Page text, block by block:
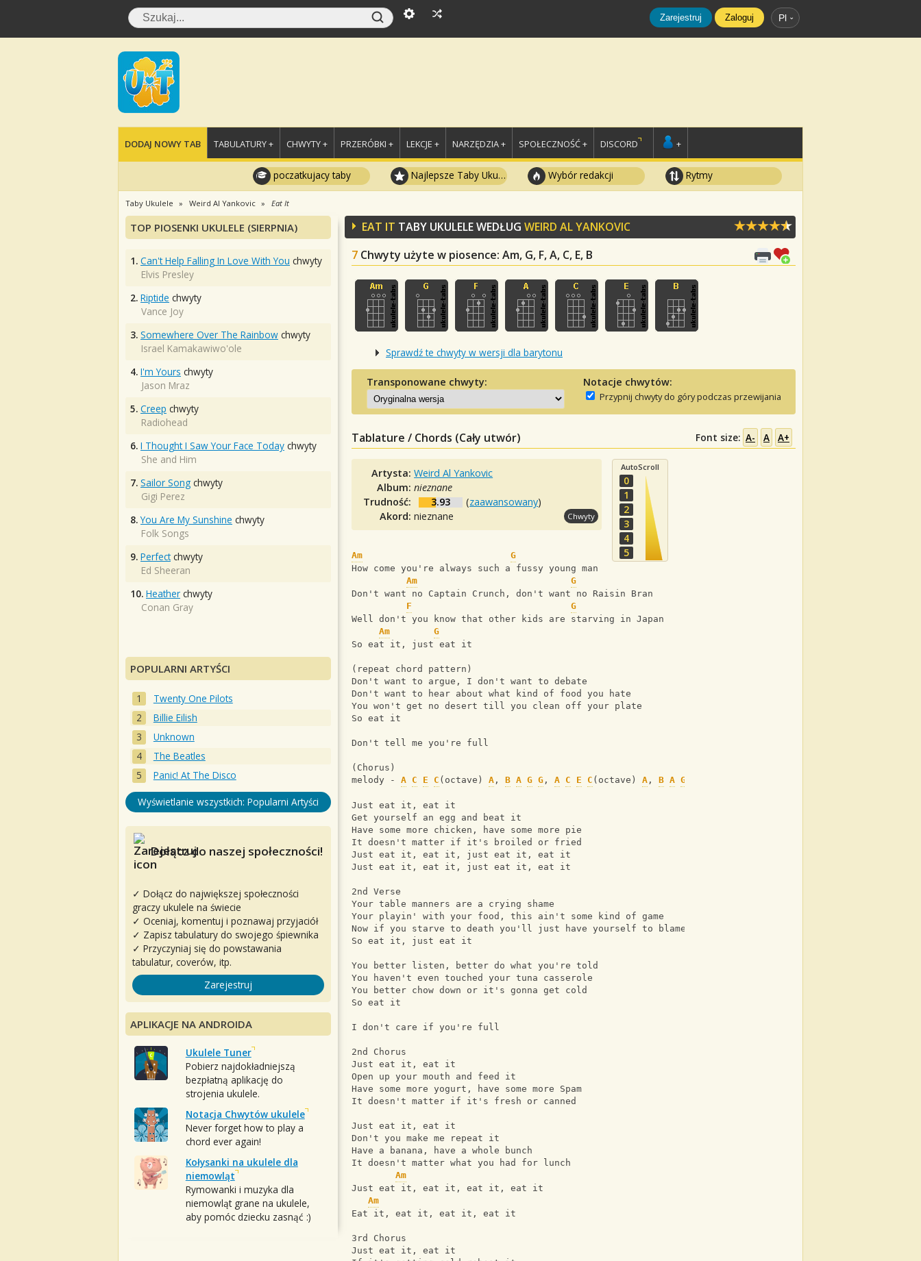
Zarejestruj Zaloguj Pl
DODAJ NOWY TAB TABULATURY + CHWYTY + PRZERÓBKI + LEKCJE + NARZĘDZIA + SPOŁECZNOŚĆ + DISCORD +
poczatkujacy taby Najlepsze Taby Ukulele Wybór redakcji Rytmy
Taby Ukulele Weird Al Yankovic Eat It
EAT IT TABY UKULELE WEDŁUG WEIRD AL YANKOVIC
7 Chwyty użyte w piosence: Am, G, F, A, C, E, B
Sprawdź te chwyty w wersji dla barytonu
Transponowane chwyty: Notacje chwytów:
Przypnij chwyty do góry podczas przewijania
Tablature / Chords (Cały utwór) Font size: A- A A+
Artysta:Weird Al Yankovic
Album:nieznane
Trudność:
3.93 (zaawansowany)
Akord:nieznane Chwyty
AutoScroll
0
1
2
3
4
5
Am
G
How come you're always such a fussy young man
Am
G
Don't want no Captain Crunch, don't want no Raisin Bran
F
G
Well don't you know that other kids are starving in Japan
Am
G
So eat it, just eat it
(repeat chord pattern)
Don't want to argue, I don't want to debate
Don't want to hear about what kind of food you hate
You won't get no desert till you clean off your plate
So eat it
Don't tell me you're full
(Chorus)
melody - A C E C (octave) A , B A G G , A C E C (octave) A , B A G
Just eat it, eat it
Get yourself an egg and beat it
Have some more chicken, have some more pie
It doesn't matter if it's broiled or fried
Just eat it, eat it, just eat it, eat it
Just eat it, eat it, just eat it, eat it
2nd Verse
Your table manners are a crying shame
Your playin' with your food, this ain't some kind of game
Now if you starve to death you'll just have yourself to blame
So eat it, just eat it
You better listen, better do what you're told
You haven't even touched your tuna casserole
You better chow down or it's gonna get cold
So eat it
I don't care if you're full
2nd Chorus
Just eat it, eat it
Open up your mouth and feed it
Have some more yogurt, have some more Spam
It doesn't matter if it's fresh or canned
Just eat it, eat it
Don't you make me repeat it
Have a banana, have a whole bunch
It doesn't matter what you had for lunch
Am
Just eat it, eat it, eat it, eat it
Am
Eat it, eat it, eat it, eat it
3rd Chorus
Just eat it, eat it
TOP PIOSENKI UKULELE (SIERPNIA)
1. Can't Help Falling In Love With You chwyty
Elvis Presley
2. Riptide chwyty
Vance Joy
3. Somewhere Over The Rainbow chwyty
Israel Kamakawiwo'ole
4. I'm Yours chwyty
Jason Mraz
5. Creep chwyty
Radiohead
6. I Thought I Saw Your Face Today chwyty
She and Him
7. Sailor Song chwyty
Gigi Perez
8. You Are My Sunshine chwyty
Folk Songs
9. Perfectchwyty
Ed Sheeran
10. Heather chwyty
Conan Gray
POPULARNI ARTYŚCI
Twenty One Pilots
Billie Eilish
Unknown
The Beatles
Panic! At The Disco
Wyświetlanie wszystkich: Popularni Artyści
Dołącz do naszej społeczności!
✓ Dołącz do największej społeczności
graczy ukulele na świecie
✓ Oceniaj, komentuj i poznawaj przyjaciół
✓ Zapisz tabulatury do swojego śpiewnika
✓ Przyczyniaj się do powstawania
tabulatur, coverów, itp.
Zarejestruj
APLIKACJE NA ANDROIDA
Ukulele Tuner
Pobierz najdokładniejszą
bezpłatną aplikację do
strojenia ukulele.
Notacja Chwytów ukulele
Never forget how to play a
chord ever again!
Kołysanki na ukulele dla
niemowląt
Rymowanki i muzyka dla
niemowląt grane na ukulele,
aby pomóc dziecku zasnąć :)